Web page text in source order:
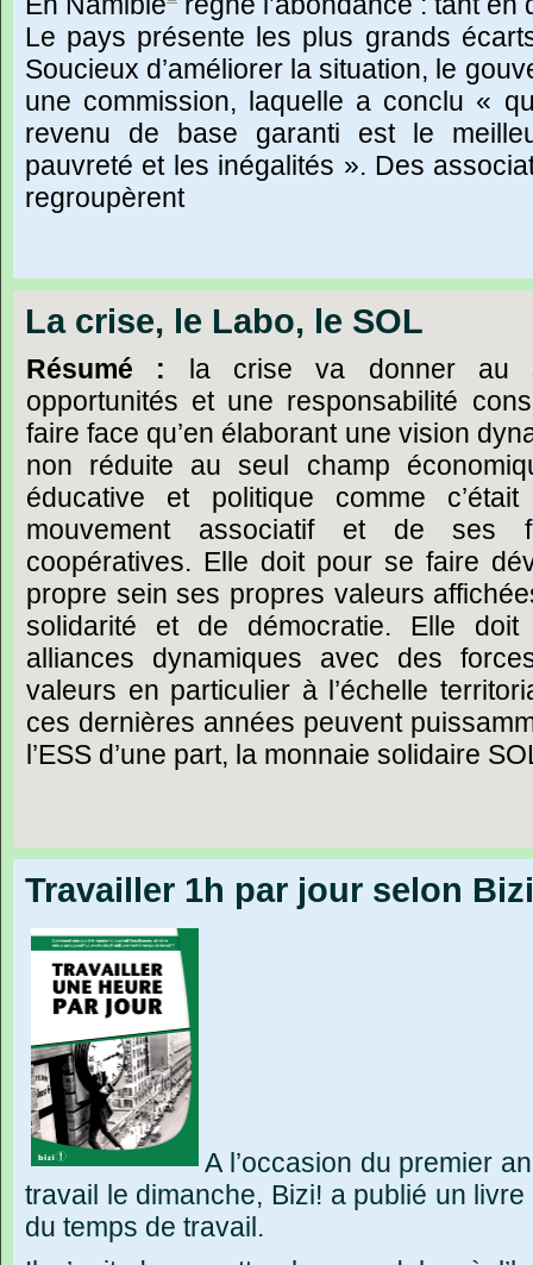
Le pays présente les plus grands
Soucieux d’améliorer la situation, le
une commission, laquelle a conclu «
revenu de base garanti est le
pauvreté et les inégalités ». Des
regroupèrent
La crise, le Labo, le SOL
Résumé : la crise va donner au
opportunités et une responsabilité
faire face qu’en élaborant une vision
non réduite au seul champ
éducative et politique comme
mouvement associatif et de ses
coopératives. Elle doit pour se faire
propre sein ses propres valeurs
solidarité et de démocratie. Elle doit
alliances dynamiques avec des
valeurs en particulier à l’échelle
ces dernières années peuvent
l’ESS d’une part, la monnaie solidaire
Travailler 1h par jour selon
A l’occasion du premier
travail le dimanche, Bizi! a publié un
du temps de travail.